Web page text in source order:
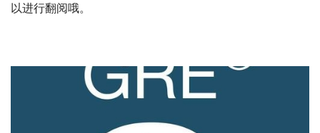
以进行翻阅哦。